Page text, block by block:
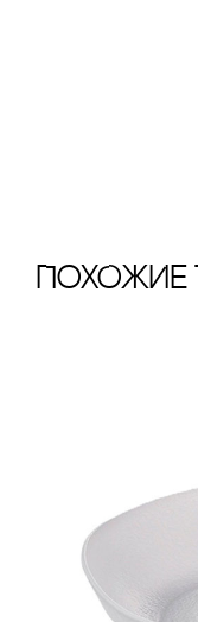
ПохОжИе